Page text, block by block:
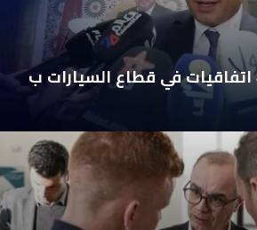
الوزير مزور يوقع 8 اتفاقيات في قطاع السيارات ب